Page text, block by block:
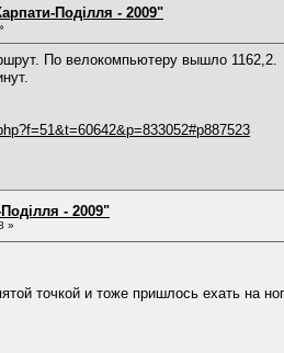
Поділля - 2009"
По велокомпьютеру вышло 1162,2.
- 2009"
»
точкой и тоже пришлось ехать на